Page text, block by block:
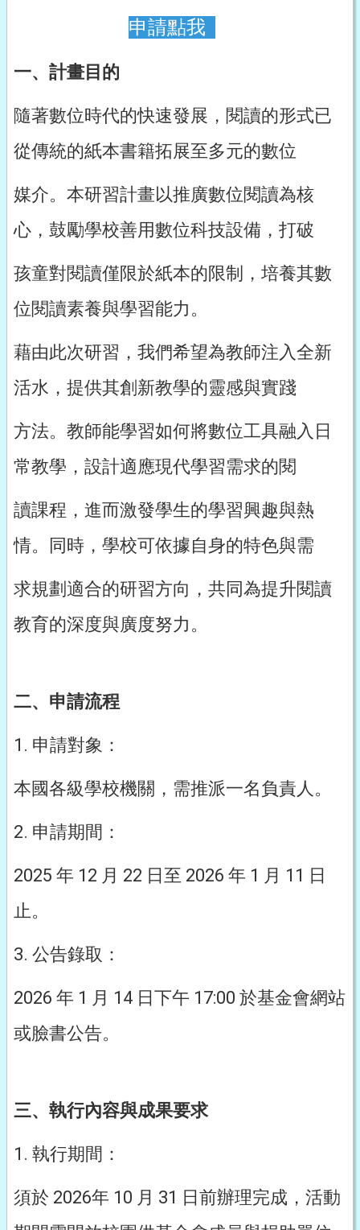
申請點我
一、計畫目的
隨著數位時代的快速發展，閱讀的形式已
從傳統的紙本書籍拓展至多元的數位
媒介。本研習計畫以推廣數位閱讀為核
心，鼓勵學校善用數位科技設備，打破
孩童對閱讀僅限於紙本的限制，培養其數
位閱讀素養與學習能力。
藉由此次研習，我們希望為教師注入全新
活水，提供其創新教學的靈感與實踐
方法。教師能學習如何將數位工具融入日
常教學，設計適應現代學習需求的閱
讀課程，進而激發學生的學習興趣與熱
情。同時，學校可依據自身的特色與需
求規劃適合的研習方向，共同為提升閱讀
教育的深度與廣度努力。
二、申請流程
1. 申請對象：
本國各級學校機關，需推派一名負責人。
2. 申請期間：
2025 年 12 月 22 日至 2026 年 1 月 11 日
止。
3. 公告錄取：
2026 年 1 月 14 日下午 17:00 於基金會網站
或臉書公告。
三、執行內容與成果要求
1. 執行期間：
須於 2026年 10 月 31 日前辦理完成，活動